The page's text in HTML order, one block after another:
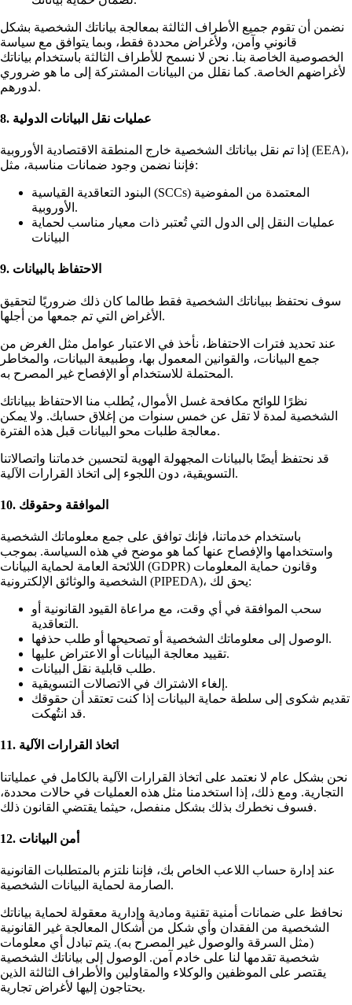
نضمن أن تقوم جميع الأطراف الثالثة بمعالجة بياناتك الشخصية بشكل
قانوني وآمن، ولأغراض محددة فقط، وبما يتوافق مع سياسة
الخصوصية الخاصة بنا. نحن لا نسمح للأطراف الثالثة باستخدام بياناتك
لأغراضهم الخاصة. كما نقلل من البيانات المشتركة إلى ما هو ضروري
لدورهم.
8. عمليات نقل البيانات الدولية
إذا تم نقل بياناتك الشخصية خارج المنطقة الاقتصادية الأوروبية (EEA)،
فإننا نضمن وجود ضمانات مناسبة، مثل:
البنود التعاقدية القياسية (SCCs) المعتمدة من المفوضية
الأوروبية.
عمليات النقل إلى الدول التي تُعتبر ذات معيار مناسب لحماية
البيانات
9. الاحتفاظ بالبيانات
سوف نحتفظ ببياناتك الشخصية فقط طالما كان ذلك ضروريًا لتحقيق
الأغراض التي تم جمعها من أجلها.
عند تحديد فترات الاحتفاظ، نأخذ في الاعتبار عوامل مثل الغرض من
جمع البيانات، والقوانين المعمول بها، وطبيعة البيانات، والمخاطر
المحتملة للاستخدام أو الإفصاح غير المصرح به.
نظرًا للوائح مكافحة غسل الأموال، يُطلب منا الاحتفاظ ببياناتك
الشخصية لمدة لا تقل عن خمس سنوات من إغلاق حسابك. ولا يمكن
معالجة طلبات محو البيانات قبل هذه الفترة.
قد نحتفظ أيضًا بالبيانات المجهولة الهوية لتحسين خدماتنا واتصالاتنا
التسويقية، دون اللجوء إلى اتخاذ القرارات الآلية.
10. الموافقة وحقوقك
باستخدام خدماتنا، فإنك توافق على جمع معلوماتك الشخصية
واستخدامها والإفصاح عنها كما هو موضح في هذه السياسة. بموجب
اللائحة العامة لحماية البيانات (GDPR) وقانون حماية المعلومات
الشخصية والوثائق الإلكترونية (PIPEDA)، يحق لك:
سحب الموافقة في أي وقت، مع مراعاة القيود القانونية أو
التعاقدية.
الوصول إلى معلوماتك الشخصية أو تصحيحها أو طلب حذفها.
تقييد معالجة البيانات أو الاعتراض عليها.
طلب قابلية نقل البيانات.
إلغاء الاشتراك في الاتصالات التسويقية.
تقديم شكوى إلى سلطة حماية البيانات إذا كنت تعتقد أن حقوقك
قد انتُهكت.
11. اتخاذ القرارات الآلية
نحن بشكل عام لا نعتمد على اتخاذ القرارات الآلية بالكامل في عملياتنا
التجارية. ومع ذلك، إذا استخدمنا مثل هذه العمليات في حالات محددة،
فسوف نخطرك بذلك بشكل منفصل، حيثما يقتضي القانون ذلك.
12. أمن البيانات
عند إدارة حساب اللاعب الخاص بك، فإننا نلتزم بالمتطلبات القانونية
الصارمة لحماية البيانات الشخصية.
نحافظ على ضمانات أمنية تقنية ومادية وإدارية معقولة لحماية بياناتك
الشخصية من الفقدان وأي شكل من أشكال المعالجة غير القانونية
(مثل السرقة والوصول غير المصرح به). يتم تبادل أي معلومات
شخصية تقدمها لنا على خادم آمن. الوصول إلى بياناتك الشخصية
يقتصر على الموظفين والوكلاء والمقاولين والأطراف الثالثة الذين
يحتاجون إليها لأغراض تجارية.